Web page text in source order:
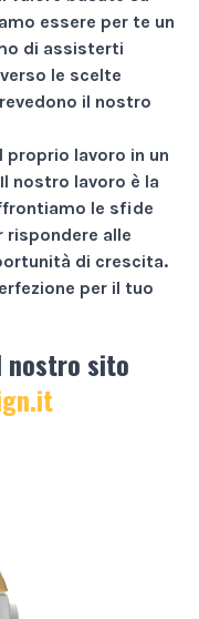
essere per te un
di assisterti
le scelte
il nostro
proprio lavoro in un
nostro lavoro è la
le sfide
rispondere alle
di crescita.
per il tuo
nostro sito